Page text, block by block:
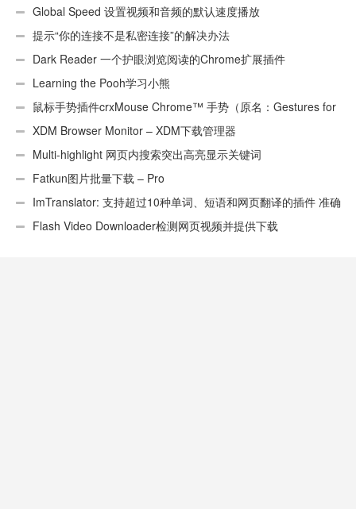
页）Global Speed 设置视频和音频的默认速度播放
提示“你的连接不是私密连接”的解决办法
Dark Reader 一个护眼浏览阅读的Chrome扩展插件
Learning the Pooh学习小熊
鼠标手势插件crxMouse Chrome™ 手势（原名：Gestures for
Chrome(TM)汉化版）
XDM Browser Monitor – XDM下载管理器
Multi-highlight 网页内搜索突出高亮显示关键词
Fatkun图片批量下载 – Pro
ImTranslator: 支持超过10种单词、短语和网页翻译的插件 准确
性不错Flash Video Downloader检测网页视频并提供下载